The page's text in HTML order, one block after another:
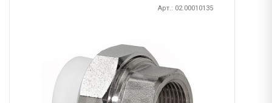
Арт.: 02.00010135